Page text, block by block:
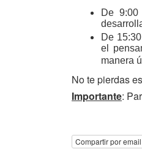
De 9:00
De
el
manera
No te pierdas
Importante:
Compartir por email